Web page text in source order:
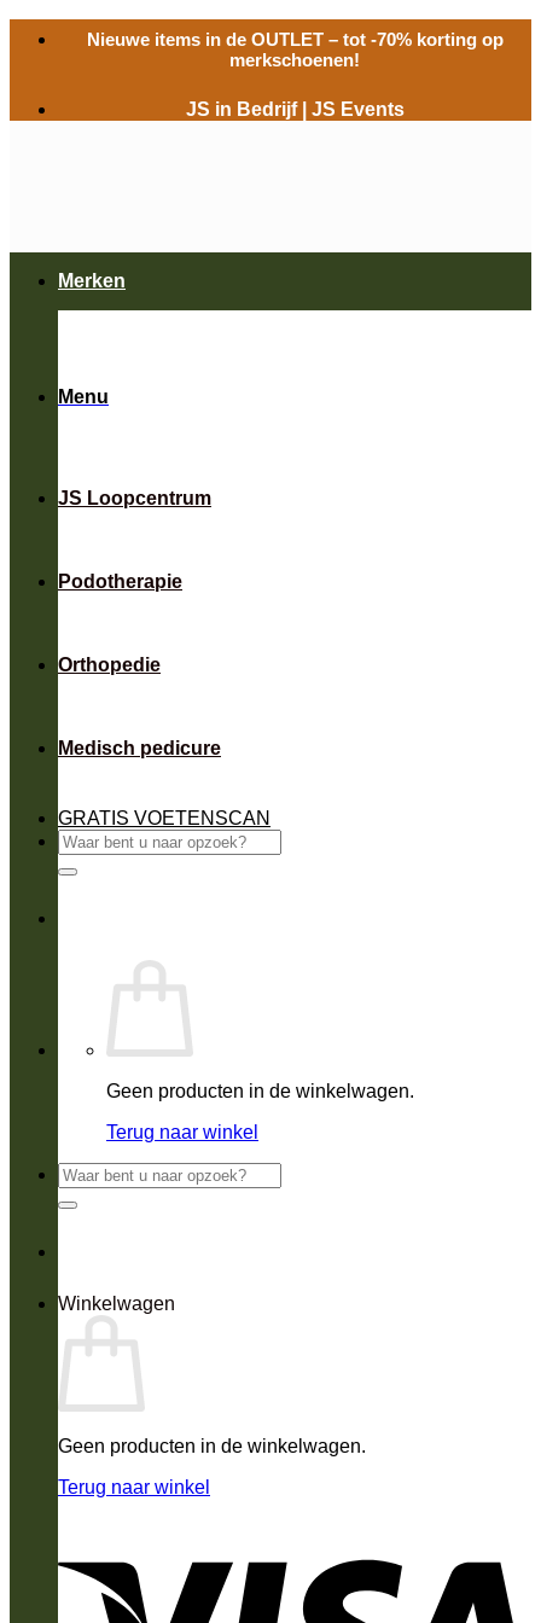
naar
Nieuwe items in de OUTLET– tot -70% korting op
merkschoenen!
JS in Bedrijf JS Events
Menu
JS Loopcentrum
Podotherapie
Orthopedie
Medisch pedicure
GRATIS VOETENSCAN
Zoeken
naar:
Geen producten in de winkelwagen.
Terug naar winkel
Zoeken
naar:
Winkelwagen
Geen producten in de winkelwagen.
Terug naar winkel
Merken